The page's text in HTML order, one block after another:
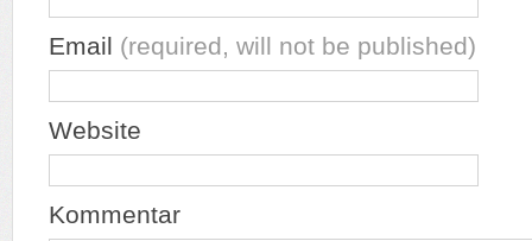
Email (required, will not be published)
Website
Kommentar